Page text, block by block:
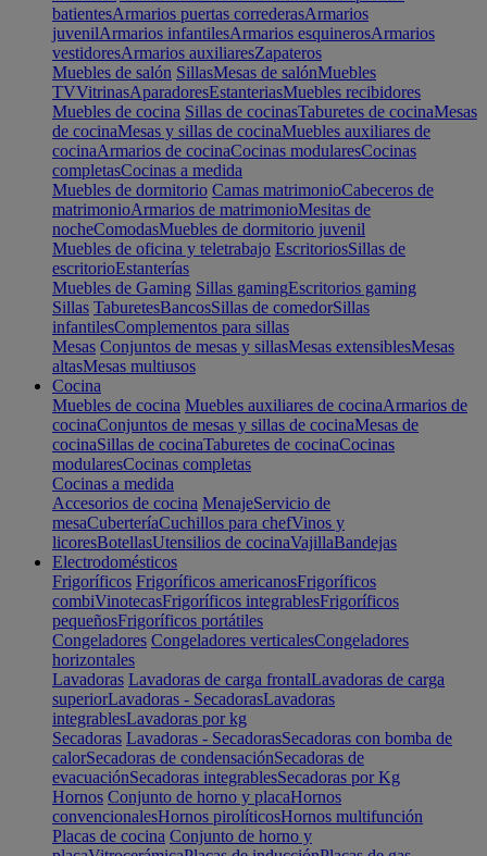
batientesArmarios puertas correderasArmarios
juvenilArmarios infantilesArmarios esquinerosArmarios
vestidoresArmarios auxiliaresZapateros
Muebles de salón SillasMesas de salónMuebles
TVVitrinasAparadoresEstanteriasMuebles recibidores
Muebles de cocina Sillas de cocinasTaburetes de cocinaMesas
de cocinaMesas y sillas de cocinaMuebles auxiliares de
cocinaArmarios de cocinaCocinas modularesCocinas
completasCocinas a medida
Muebles de dormitorio Camas matrimonioCabeceros de
matrimonioArmarios de matrimonioMesitas de
nocheComodasMuebles de dormitorio juvenil
Muebles de oficina y teletrabajo EscritoriosSillas de
escritorioEstanterías
Muebles de Gaming Sillas gamingEscritorios gaming
Sillas TaburetesBancosSillas de comedorSillas
infantilesComplementos para sillas
Mesas Conjuntos de mesas y sillasMesas extensiblesMesas
altasMesas multiusos
Cocina
Muebles de cocina Muebles auxiliares de cocinaArmarios de
cocinaConjuntos de mesas y sillas de cocinaMesas de
cocinaSillas de cocinaTaburetes de cocinaCocinas
modularesCocinas completas
Cocinas a medida
Accesorios de cocina MenajeServicio de
mesaCuberteríaCuchillos para chefVinos y
licoresBotellasUtensilios de cocinaVajillaBandejas
Electrodomésticos
Frigoríficos Frigoríficos americanosFrigoríficos
combiVinotecasFrigoríficos integrablesFrigoríficos
pequeñosFrigoríficos portátiles
Congeladores Congeladores verticalesCongeladores
horizontales
Lavadoras Lavadoras de carga frontalLavadoras de carga
superiorLavadoras - SecadorasLavadoras
integrablesLavadoras por kg
Secadoras Lavadoras - SecadorasSecadoras con bomba de
calorSecadoras de condensaciónSecadoras de
evacuaciónSecadoras integrablesSecadoras por Kg
Hornos Conjunto de horno y placaHornos
convencionalesHornos pirolíticosHornos multifunción
Placas de cocina Conjunto de horno y